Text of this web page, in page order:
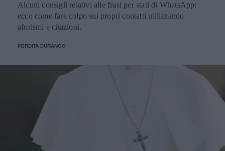
Alcuni consigli relativi alle frasi per stati di WhatsApp:
ecco come fare colpo sui propri contatti utilizzando
aforismi e citazioni.
PERDITA DURANGO